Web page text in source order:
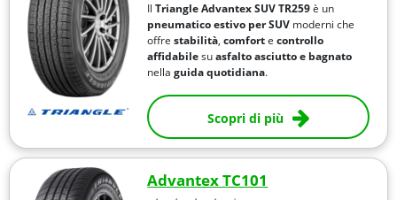
IlTriangle Advantex SUV TR259è un
pneumatico estivo per SUV moderni che
offrestabilità,comfortecontrollo
affidabilesuasfalto asciutto e bagnato
nellaguida quotidiana.
Scopri di più
Advantex TC101